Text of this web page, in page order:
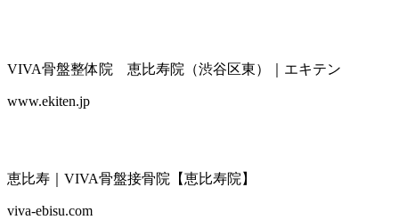
VIVA骨盤整体院 恵比寿院（渋谷区東）｜エキテン
www.ekiten.jp
恵比寿｜VIVA骨盤接骨院【恵比寿院】
viva-ebisu.com